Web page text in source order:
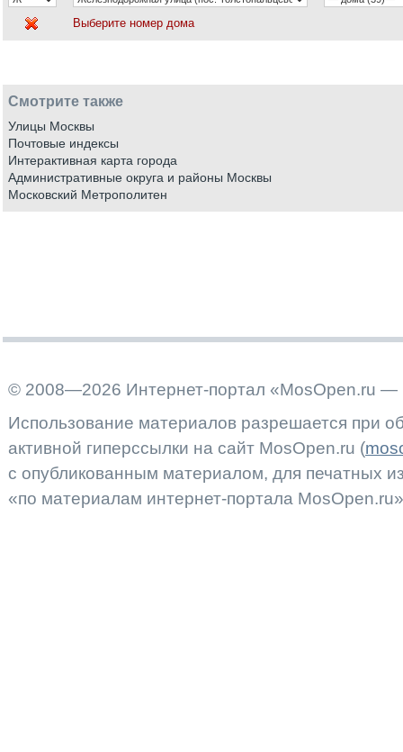
Выберите номер дома
Смотрите также
Улицы Москвы
Почтовые индексы
Интерактивная карта города
Административные округа и районы Москвы
Московский Метрополитен
© 2008—2026 Интернет-портал «MosOpen.ru —
Использование материалов разрешается при
активной гиперссылки на сайт MosOpen.ru (
с опубликованным материалом, для печатных
«по материалам интернет-портала